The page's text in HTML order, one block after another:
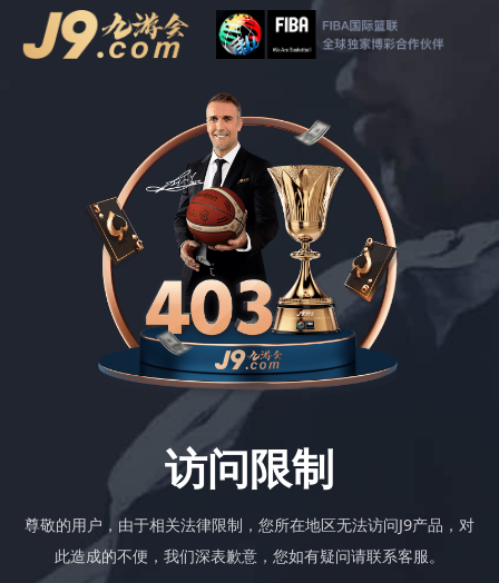
访问限制
尊敬的用户，由于相关法律限制，您所在地区无法访问J9产品，对
此造成的不便，我们深表歉意，您如有疑问请联系客服。